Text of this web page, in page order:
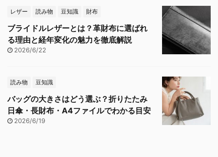
レザー 読み物 豆知識 財布
ブライドルレザーとは？革財布に選ばれ
る理由と経年変化の魅力を徹底解説
2026/6/22
読み物 豆知識
バッグの大きさはどう選ぶ？折りたたみ
日傘・長財布・A4ファイルでわかる目安
2026/6/19